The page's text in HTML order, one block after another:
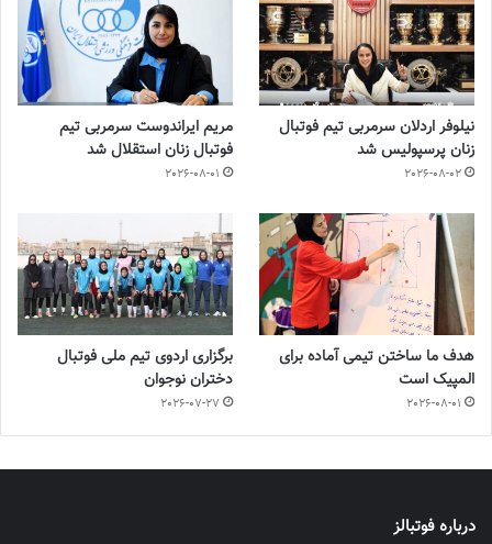
نیلوفر اردلان سرمربی تیم فوتبال
زنان پرسپولیس شد
2026-08-02
مریم ایراندوست سرمربی تیم
فوتبال زنان استقلال شد
2026-08-01
هدف ما ساختن تیمی آماده برای
المپیک است
2026-08-01
برگزاری اردوی تیم ملی فوتبال
دختران نوجوان
2026-07-27
درباره فوتبالز